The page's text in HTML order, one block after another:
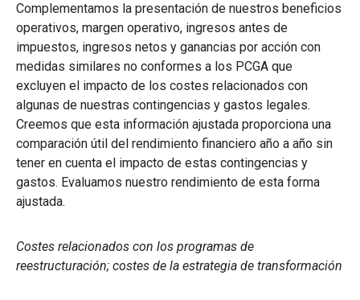
Complementamos la presentación de nuestros beneficios
operativos, margen operativo, ingresos antes de
impuestos, ingresos netos y ganancias por acción con
medidas similares no conformes a los PCGA que
excluyen el impacto de los costes relacionados con
algunas de nuestras contingencias y gastos legales.
Creemos que esta información ajustada proporciona una
comparación útil del rendimiento financiero año a año sin
tener en cuenta el impacto de estas contingencias y
gastos. Evaluamos nuestro rendimiento de esta forma
ajustada.
Costes relacionados con los programas de
reestructuración; costes de la estrategia de transformación